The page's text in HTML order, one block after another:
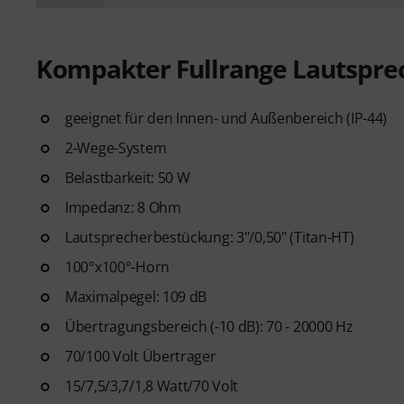
Kompakter Fullrange
geeignet für den Innen- und Außenbereich (IP-44)
2-Wege-System
Belastbarkeit: 50 W
Impedanz: 8 Ohm
Lautsprecherbestückung: 3"/0,50" (Titan-HT)
100°x100°-Horn
Maximalpegel: 109 dB
Übertragungsbereich (-10 dB): 70 - 20000 Hz
70/100 Volt Übertrager
15/7,5/3,7/1,8 Watt/70 Volt